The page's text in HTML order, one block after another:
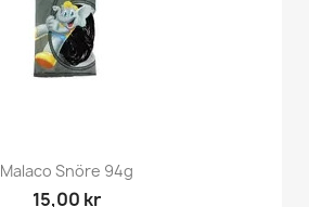
Malaco Snöre 94g
15,00 kr